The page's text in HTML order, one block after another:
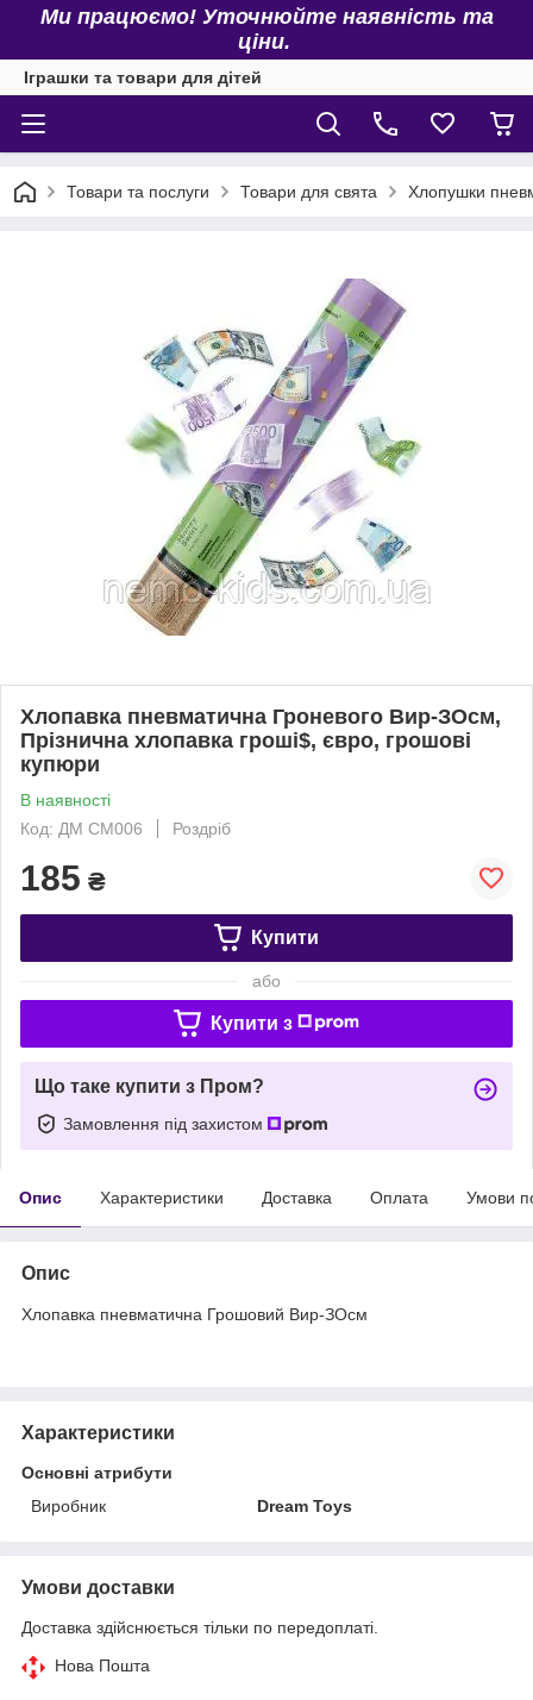
Ми працюємо! Уточнюйте наявність та
ціни.
Іграшки та товари для дітей
Товари та послуги Товари для свята Хлопушки
Хлопавка пневматична Гроневого Вир-ЗОсм,
Прізнична хлопавка гроші$, євро, грошові
купюри
В наявності
Код: ДМ CM006
Роздріб
185 ₴
Купити
або
Купити з
Що таке купити з Пром?
Замовлення під захистом
Опис Характеристики Доставка Оплата Умови
Опис
Хлопавка пневматична Грошовий Вир-ЗОсм
Характеристики
Основні атрибути
Виробник
Dream Toys
Умови доставки
Доставка здійснюється тільки по передоплаті.
Нова Пошта